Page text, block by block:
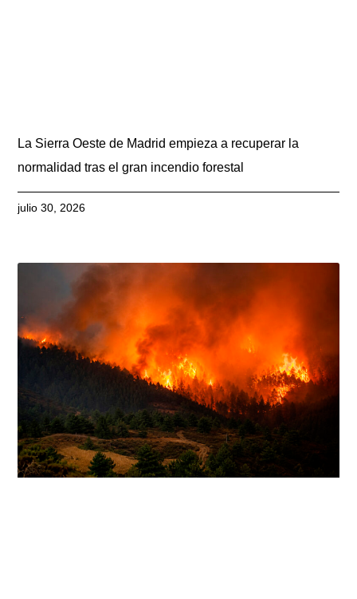
La Sierra Oeste de Madrid empieza a recuperar la
normalidad tras el gran incendio forestal
julio 30, 2026